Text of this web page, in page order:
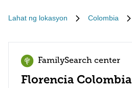
Lahat ng lokasyon Colombia
FamilySearch center
Florencia Colombia